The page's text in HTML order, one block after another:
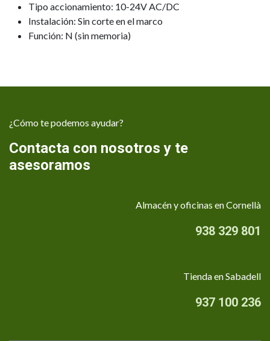
Tipo accionamiento: 10-24V AC/DC
Instalación: Sin corte en el marco
Función: N (sin memoria)
¿Cómo te podemos ayudar?
Contacta con nosotros y te
asesoramos
Almacén y oficinas en Cornellà
938 329 801
Tienda en Sabadell
937 100 236